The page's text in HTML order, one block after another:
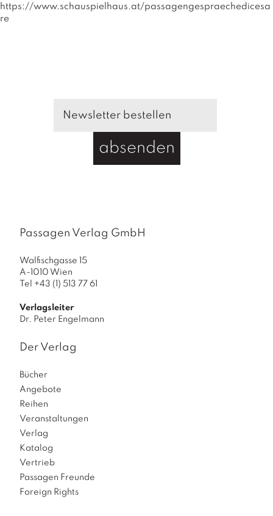
https://www.schauspielhaus.at/passagengespraechedicesa
re
absenden
Passagen Verlag GmbH
Walfischgasse 15
A-1010 Wien
Tel +43 (1) 513 77 61
Verlagsleiter
Dr. Peter Engelmann
Der Verlag
Bücher
Angebote
Reihen
Veranstaltungen
Verlag
Katalog
Vertrieb
Passagen Freunde
Foreign Rights